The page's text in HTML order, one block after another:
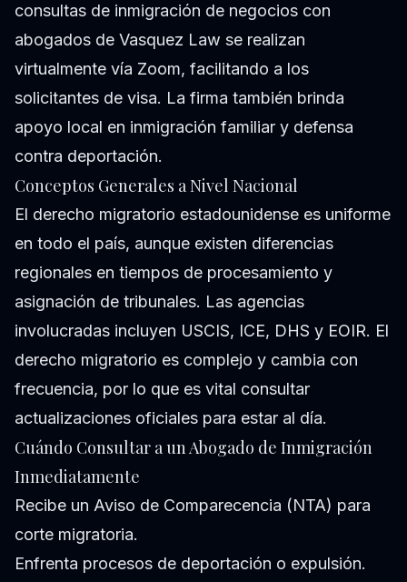
consultas de inmigración de negocios con
abogados de Vasquez Law se realizan
virtualmente vía Zoom, facilitando a los
solicitantes de visa. La firma también brinda
apoyo local en inmigración familiar y defensa
contra deportación.
Conceptos Generales a Nivel Nacional
El derecho migratorio estadounidense es uniforme
en todo el país, aunque existen diferencias
regionales en tiempos de procesamiento y
asignación de tribunales. Las agencias
involucradas incluyen USCIS, ICE, DHS y EOIR. El
derecho migratorio es complejo y cambia con
frecuencia, por lo que es vital consultar
actualizaciones oficiales para estar al día.
Cuándo Consultar a un Abogado de Inmigración
Inmediatamente
Recibe un Aviso de Comparecencia (NTA) para
corte migratoria.
Enfrenta procesos de deportación o expulsión.